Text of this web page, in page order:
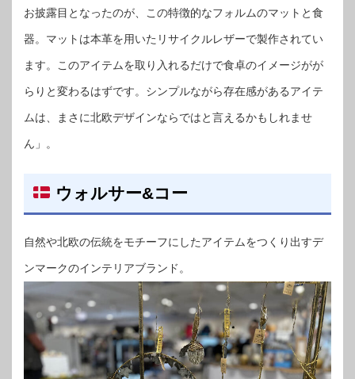
お披露目となったのが、この特徴的なフォルムのマットと食
器。マットは本革を用いたリサイクルレザーで製作されてい
ます。このアイテムを取り入れるだけで食卓のイメージがが
らりと変わるはずです。シンプルながら存在感があるアイテ
ムは、まさに北欧デザインならではと言えるかもしれませ
ん」。
ウォルサー&コー
自然や北欧の伝統をモチーフにしたアイテムをつくり出すデ
ンマークのインテリアブランド。